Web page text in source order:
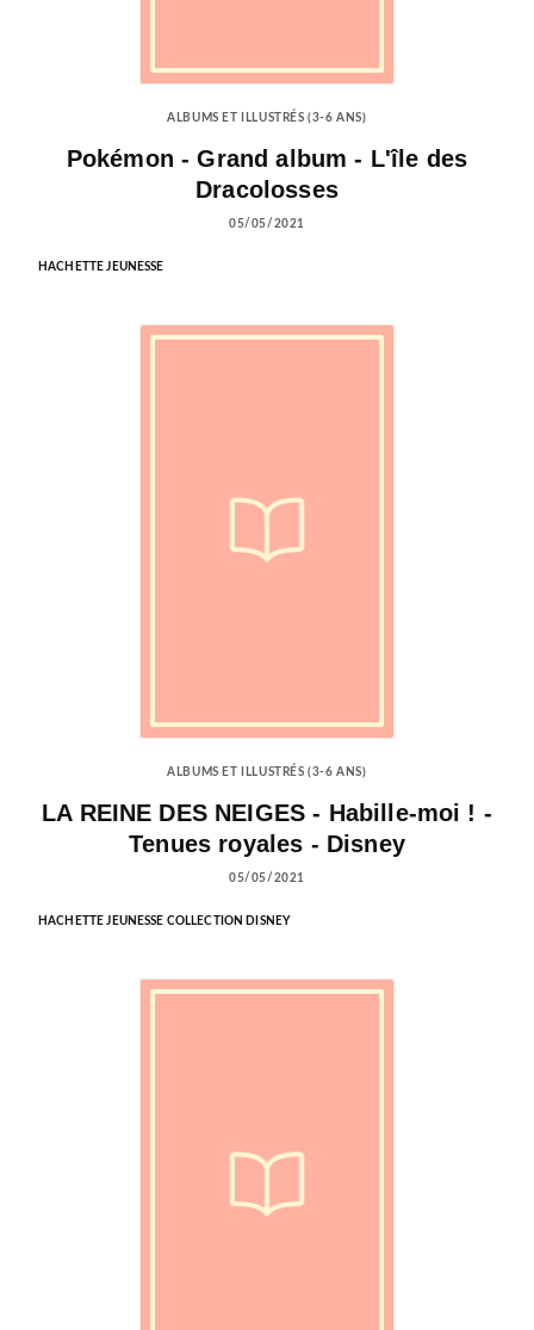
ALBUMS ET ILLUSTRÉS (3-6 ANS)
Pokémon - Grand album - L'île des
Dracolosses
05/05/2021
HACHETTE JEUNESSE
ALBUMS ET ILLUSTRÉS (3-6 ANS)
LA REINE DES NEIGES - Habille-moi ! -
Tenues royales - Disney
05/05/2021
HACHETTE JEUNESSE COLLECTION DISNEY